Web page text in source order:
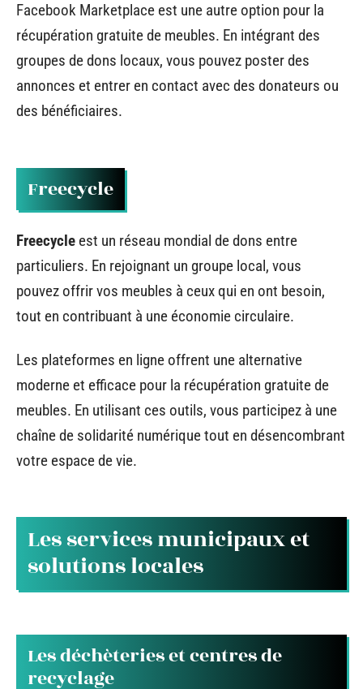
Facebook Marketplace est une autre option pour la
récupération gratuite de meubles. En intégrant des
groupes de dons locaux, vous pouvez poster des
annonces et entrer en contact avec des donateurs ou
des bénéficiaires.
Freecycle
Freecycle est un réseau mondial de dons entre
particuliers. En rejoignant un groupe local, vous
pouvez offrir vos meubles à ceux qui en ont besoin,
tout en contribuant à une économie circulaire.
Les plateformes en ligne offrent une alternative
moderne et efficace pour la récupération gratuite de
meubles. En utilisant ces outils, vous participez à une
chaîne de solidarité numérique tout en désencombrant
votre espace de vie.
Les services municipaux et
solutions locales
Les déchèteries et centres de
recyclage